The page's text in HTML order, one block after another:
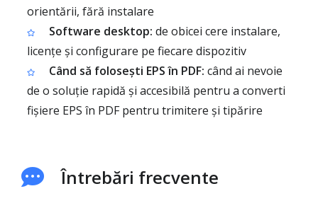
orientării, fără instalare
Software desktop: de obicei cere instalare,
licențe și configurare pe fiecare dispozitiv
Când să folosești EPS în PDF: când ai nevoie
de o soluție rapidă și accesibilă pentru a converti
fișiere EPS în PDF pentru trimitere și tipărire
Întrebări frecvente